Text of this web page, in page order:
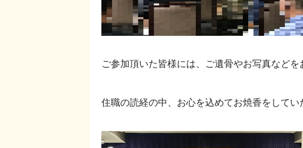
ご参加頂いた皆様には、ご遺骨やお写真などを
住職の読経の中、お心を込めてお焼香をしてい